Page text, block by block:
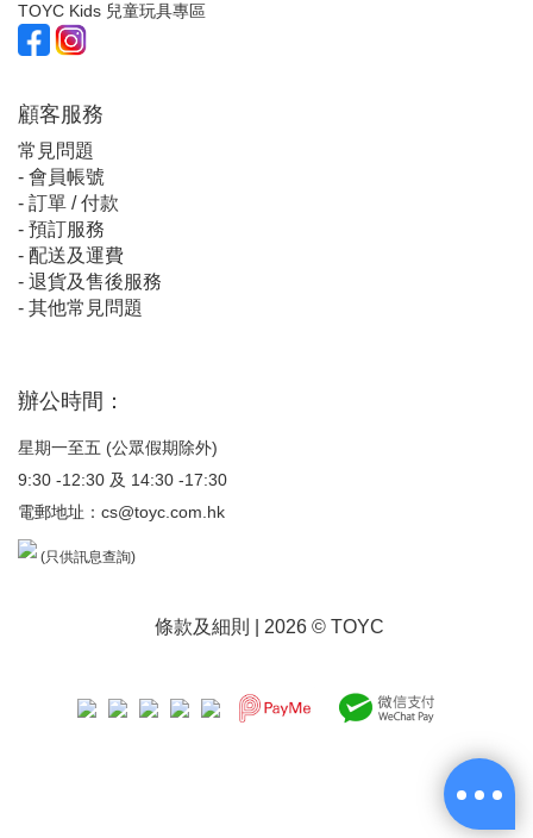
TOYC Kids 兒童玩具專區
顧客服務
常見問題
- 會員帳號
- 訂單 / 付款
- 預訂服務
- 配送及運費
- 退貨及售後服務
- 其他常見問題
辦公時間：
星期一至五 (公眾假期除外)
9:30 -12:30 及 14:30 -17:30
電郵地址： cs@toyc.com.hk
(只供訊息查詢)
條款及細則 | 2026 © TOYC